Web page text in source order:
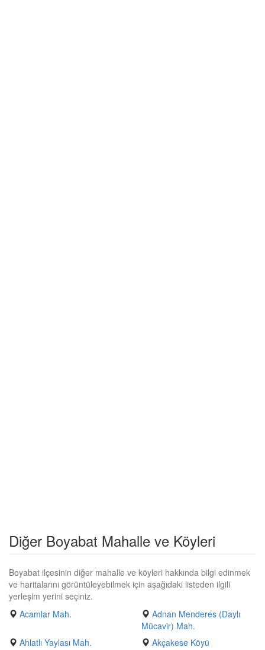
Diğer Boyabat Mahalle ve Köyleri
Boyabat ilçesinin diğer mahalle ve köyleri hakkında bilgi edinmek
ve haritalarını görüntüleyebilmek için aşağıdaki listeden ilgili
yerleşim yerini seçiniz.
Acamlar Mah.
Adnan Menderes (Daylı
Mücavir) Mah.
Ahlatlı Yaylası Mah.
Akçakese Köyü